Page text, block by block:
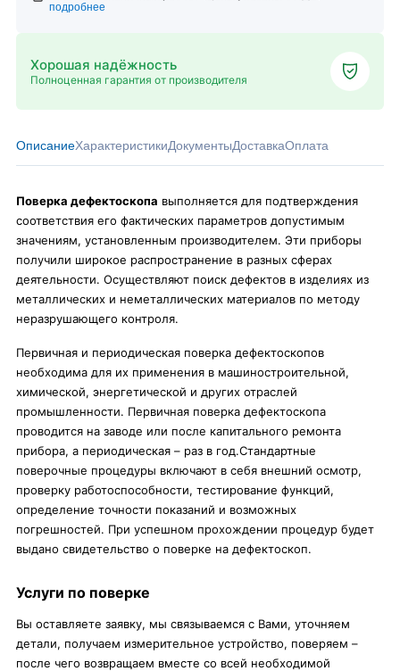
подробнее
Хорошая надёжность
Полноценная гарантия от производителя
ОписаниеХарактеристикиДокументыДоставкаОплата
Поверка дефектоскопа выполняется для подтверждения
соответствия его фактических параметров допустимым
значениям, установленным производителем. Эти приборы
получили широкое распространение в разных сферах
деятельности. Осуществляют поиск дефектов в изделиях из
металлических и неметаллических материалов по методу
неразрушающего контроля.
Первичная и периодическая поверка дефектоскопов
необходима для их применения в машиностроительной,
химической, энергетической и других отраслей
промышленности. Первичная поверка дефектоскопа
проводится на заводе или после капитального ремонта
прибора, а периодическая – раз в год.Стандартные
поверочные процедуры включают в себя внешний осмотр,
проверку работоспособности, тестирование функций,
определение точности показаний и возможных
погрешностей. При успешном прохождении процедур будет
выдано свидетельство о поверке на дефектоскоп.
Услуги по поверке
Вы оставляете заявку, мы связываемся с Вами, уточняем
детали, получаем измерительное устройство, поверяем –
после чего возвращаем вместе со всей необходимой